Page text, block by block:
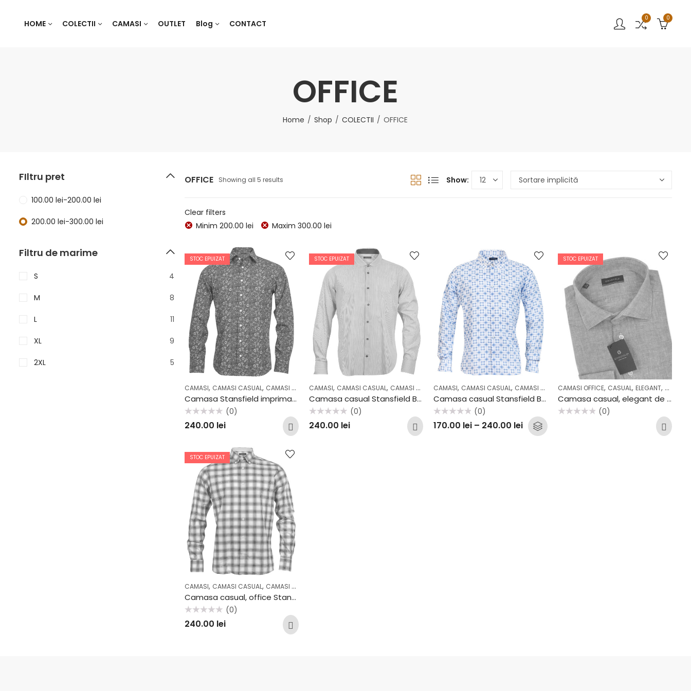
HOME COLECTII CAMASI OUTLET Blog CONTACT
0 0
OFFICE
Home Shop COLECTII OFFICE
OFFICE Showing all 5 results Show:
Clear filters
Minim200.00lei Maxim300.00lei
STOC EPUIZAT
CAMASI, CAMASI CASUAL, CAMASI COCKTAIL & PARTY ,CASUAL,COLECTII,OFFICE
Camasa Stansfield imprimat SS2003
la
(0)
240.00 lei
STOC EPUIZAT
CAMASI, CAMASI CASUAL, CAMASI OFFICE ,CASUAL,COLECTII,OFFICE
Camasa casual Stansfield B67
la
(0)
240.00 lei
CAMASI, CAMASI CASUAL, CAMASI OFFICE ,CASUAL,COLECTII,OFFICE,OUTLET
Camasa casual Stansfield B69
la
(0)
170.00 lei – 240.00 lei
STOC EPUIZAT
CAMASI OFFICE, CASUAL,ELEGANT, OFFICE
Camasa casual, elegant de vara din IN AV2310CF
(0)
STOC EPUIZAT
CAMASI, CAMASI CASUAL, CAMASI OFFICE
Camasa casual, office Stansfield B705
la
(0)
240.00 lei
FIltru pret
100.00 lei-200.00 lei
200.00 lei-300.00 lei
Filtru de marime
S 4
M 8
L 11
XL 9
2XL 5